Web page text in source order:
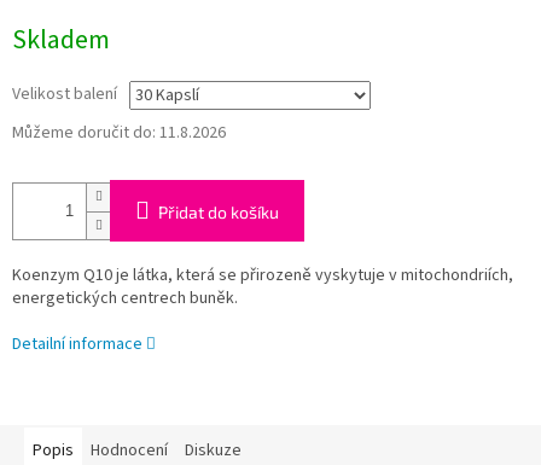
cena:
Skladem
Velikost balení
Můžeme doručit do: 11.8.2026
Přidat do košíku
Koenzym Q10 je látka, která se přirozeně vyskytuje v mitochondriích,
energetických centrech buněk.
Detailní informace
Popis Hodnocení Diskuze